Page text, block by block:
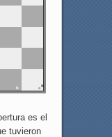
b a
es el
tuvieron